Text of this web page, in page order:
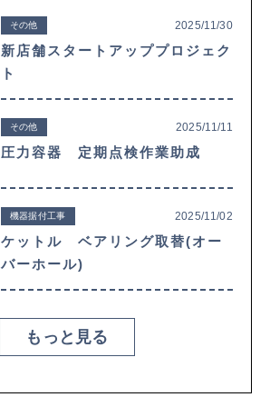
その他 2025/11/30
新店舗スタートアッププロジェク
ト
その他 2025/11/11
圧力容器 定期点検作業助成
機器据付工事 2025/11/02
ケットル ベアリング取替(オー
バーホール)
もっと見る